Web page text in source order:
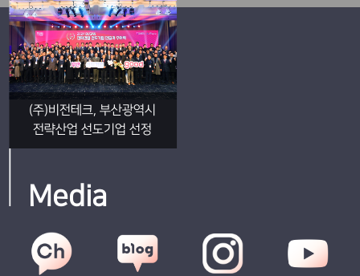
(주)비전테크, 부산광역시
전략산업 선도기업 선정
국가망보안체계 콘퍼런스,
Media